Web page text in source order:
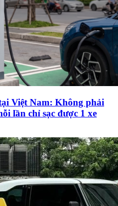
Việt Nam: Không phải
lần chỉ sạc được 1 xe